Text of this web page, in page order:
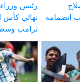
انضمامه
رئيس
نهائي كأس
ترامب